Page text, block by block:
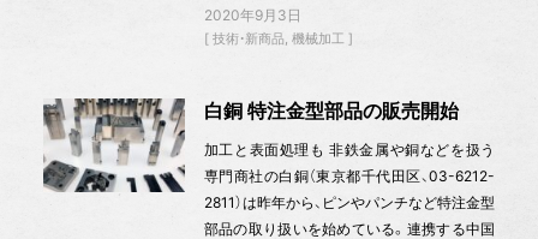
2020年9月3日
技術・新商品 機械加工
白銅 特注金型部品の販売開始
加工と表面処理も 非鉄金属や銅などを扱う
専門商社の白銅（東京都千代田区、03-6212-
2811）は昨年から、ピンやパンチなど特注金型
部品の取り扱いを始めている。連携する中国